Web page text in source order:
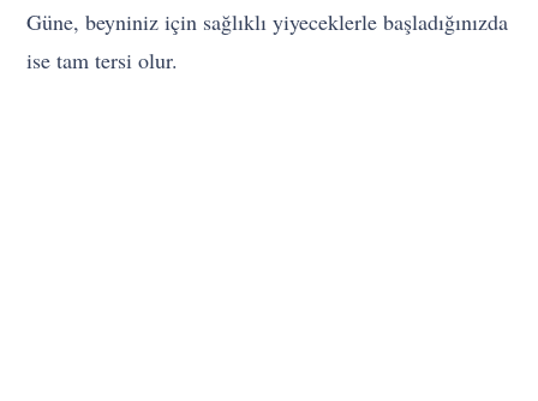
Güne, beyniniz için sağlıklı yiyeceklerle başladığınızda
ise tam tersi olur.